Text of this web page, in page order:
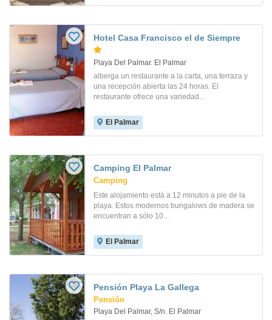
Hotel Casa Francisco el de Siempre
Playa Del Palmar. El Palmar
alberga un restaurante a la carta, una terraza y
una recepción abierta las 24 horas. El
restaurante ofrece una variedad...
El Palmar
Camping El Palmar
Camping
Este alojamiento está a 12 minutos a pie de la
playa. Estos modernos bungalows de madera se
encuentran a sólo 10...
El Palmar
Pensión Playa La Gallega
Pensión
Playa Del Palmar, S/n. El Palmar